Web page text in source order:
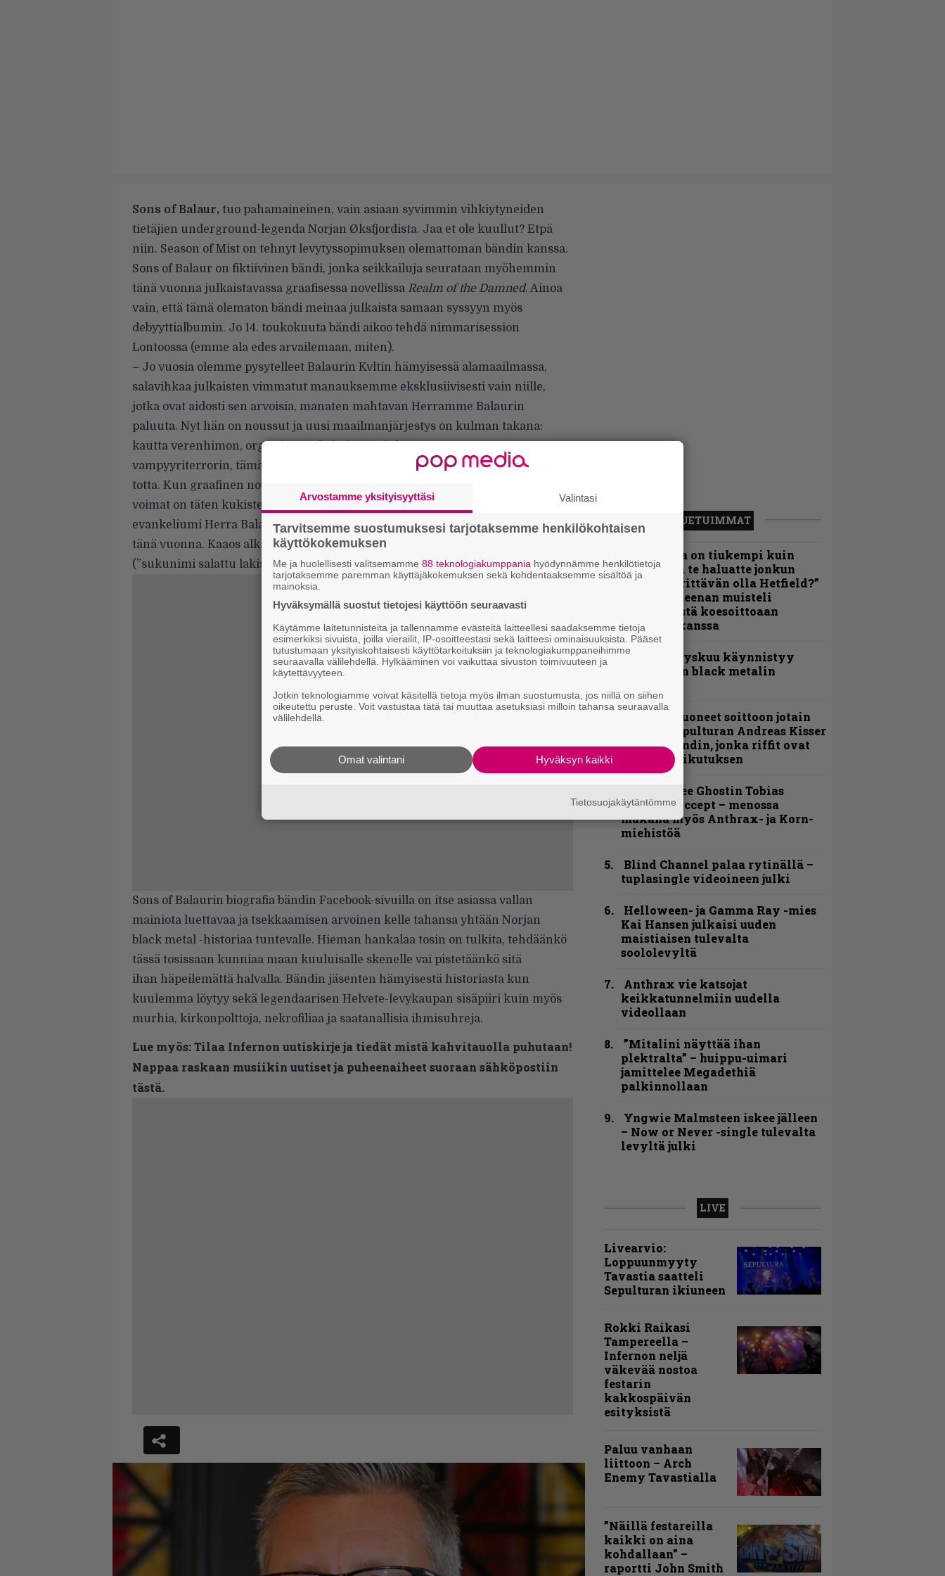
Sons of Balaur, tuo pahamaineinen, vain asiaan syvimmin vihkiytyneiden
tietäjien underground-legenda Norjan Øksfjordista. Jaa et ole kuullut? Etpä
niin. Season of Mist on tehnyt levytyssopimuksen olemattoman bändin kanssa.
Sons of Balaur on fiktiivinen bändi, jonka seikkailuja seurataan myöhemmin
tänä vuonna julkaistavassa graafisessa novellissa Realm of the Damned. Ainoa
vain, että tämä olematon bändi meinaa julkaista samaan syssyyn myös
debyyttialbumin. Jo 14. toukokuuta bändi aikoo tehdä nimmarisession
Lontoossa (emme ala edes arvailemaan, miten).
– Jo vuosia olemme pysytelleet Balaurin Kvltin hämyisessä alamaailmassa,
salavihkaa julkaisten vimmatut manauksemme eksklusiivisesti vain niille,
jotka ovat aidosti sen arvoisia, manaten mahtavan Herramme Balaurin
paluuta. Nyt hän on noussut ja uusi maailmanjärjestys on kulman takana:
kautta verenhimon, orgastisen seksin ja sanoinkuvaamattoman
vampyyriterrorin, tämä Kirottujen Valtakunta [Realm of The Damned] on nyt
totta. Kun graafinen novellimme Realm of the Damned ilmestyy ja hyvän
voimat on täten kukistettu, myös debyyttialbumimme, todellisen black metalin
evankeliumi Herra Balaurille, julkaistaan Season of Mistin kautta myöhemmin
tänä vuonna. Kaaos alkakoon! kommentoi asiaa bändin laulaja
(”sukunimi salattu lakisyistä”).
Sons of Balaurin biografia bändin Facebook-sivuilla on itse asiassa vallan
mainiota luettavaa ja tsekkaamisen arvoinen kelle tahansa yhtään Norjan
black metal -historiaa tuntevalle. Hieman hankalaa tosin on tulkita, tehdäänkö
tässä tosissaan kunniaa maan kuuluisalle skenelle vai pistetäänkö sitä
ihan häpeilemättä halvalla. Bändin jäsenten hämyisestä historiasta kun
kuulemma löytyy sekä legendaarisen Helvete-levykaupan sisäpiiri kuin myös
murhia, kirkonpolttoja, nekrofiliaa ja saatanallisia ihmisuhreja.
Lue myös:Tilaa Infernon uutiskirje ja tiedät mistä kahvitauolla puhutaan!
Nappaa raskaan musiikin uutiset ja puheenaiheet suoraan sähköpostiin
tästä.
LUETUIMMAT
”Metallica on tiukempi kuin
koskaan ja te haluatte jonkun
nulikan yrittävän olla Hetfield?”
– Pepper Keenan muisteli
ensimmäistä koesoittoaan
hevijätin kanssa
Espoon syyskuu käynnistyy
kotimaisen black metalin
”He ovat tuoneet soittoon jotain
uutta” – Sepulturan Andreas Kisser
nimeää bändin, jonka riffit ovat
tehneet vaikutuksen
Näin lähtee Ghostin Tobias
Forgelta Accept – menossa
mukana myös Anthrax- ja Korn-
miehistöä
Blind Channel palaa rytinällä –
tuplasingle videoineen julki
Helloween- ja Gamma Ray -mies
Kai Hansen julkaisi uuden
maistiaisen tulevalta
soololevyltä
Anthrax vie katsojat
keikkatunnelmiin uudella
videollaan
”Mitalini näyttää ihan
plektralta” – huippu-uimari
jamittelee Megadethiä
palkinnollaan
Yngwie Malmsteen iskee jälleen
– Now or Never -single tulevalta
levyltä julki
LIVE
Livearvio:
Loppuunmyyty
Tavastia saatteli
Sepulturan ikiuneen
Rokki Raikasi
Tampereella –
Infernon neljä
väkevää nostoa
festarin
kakkospäivän
esityksistä
Paluu vanhaan
liittoon – Arch
Enemy Tavastialla
”Näillä festareilla
kaikki on aina
kohdallaan” –
raportti John Smith
Arvostamme yksityisyyttäsi Valintasi
Tarvitsemme suostumuksesi tarjotaksemme henkilökohtaisen
käyttökokemuksen
Me ja huolellisesti valitsemamme 88 teknologiakumppania hyödynnämme henkilötietoja
tarjotaksemme paremman käyttäjäkokemuksen sekä kohdentaaksemme sisältöä ja
mainoksia.
Hyväksymällä suostut tietojesi käyttöön seuraavasti
Käytämme laitetunnisteita ja tallennamme evästeitä laitteellesi saadaksemme tietoja
esimerkiksi sivuista, joilla vierailit, IP-osoitteestasi sekä laitteesi ominaisuuksista. Pääset
tutustumaan yksityiskohtaisesti käyttötarkoituksiin ja teknologiakumppaneihimme
seuraavalla välilehdellä. Hylkääminen voi vaikuttaa sivuston toimivuuteen ja
käytettävyyteen.
Jotkin teknologiamme voivat käsitellä tietoja myös ilman suostumusta, jos niillä on siihen
oikeutettu peruste. Voit vastustaa tätä tai muuttaa asetuksiasi milloin tahansa seuraavalla
välilehdellä.
Hyväksyn kaikki
Omat valintani
Tietosuojakäytäntömme